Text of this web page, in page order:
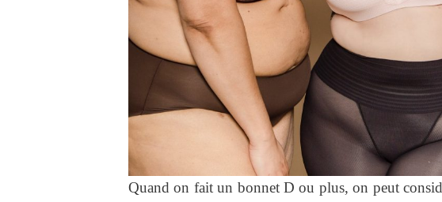
Quand on fait un bonnet D ou plus, on peut